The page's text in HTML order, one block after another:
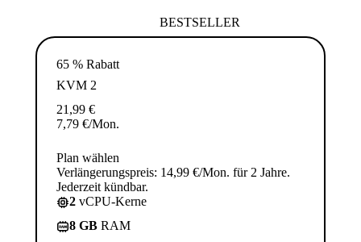
BESTSELLER
65 % Rabatt
KVM 2
21,99 €
7,79 €/Mon.
Plan wählen
Verlängerungspreis: 14,99 €/Mon. für 2 Jahre.
Jederzeit kündbar.
2 vCPU-Kerne
8 GB RAM